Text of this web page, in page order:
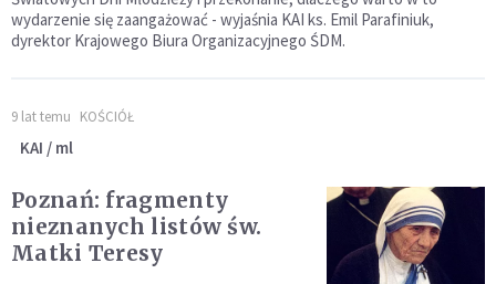
wydarzenie się zaangażować - wyjaśnia KAI ks. Emil Parafiniuk,
dyrektor Krajowego Biura Organizacyjnego ŚDM.
9 lat temu KOŚCIÓŁ
KAI / ml
Poznań: fragmenty
nieznanych listów św.
Matki Teresy